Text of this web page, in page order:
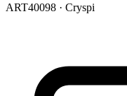
ART40098 · Cryspi